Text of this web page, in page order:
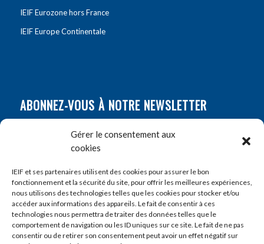
Gérer le consentement aux
cookies
IEIF et ses partenaires utilisent des cookies pour assurer le bon
fonctionnement et la sécurité du site, pour offrir les meilleures expériences,
nous utilisons des technologies telles que les cookies pour stocker et/ou
accéder aux informations des appareils. Le fait de consentir à ces
technologies nous permettra de traiter des données telles que le
comportement de navigation ou les ID uniques sur ce site. Le fait de ne pas
consentir ou de retirer son consentement peut avoir un effet négatif sur
IEIF Eurozone hors France
IEIF Europe Continentale
ABONNEZ-VOUS À NOTRE NEWSLETTER
Prénom*
E-mail*